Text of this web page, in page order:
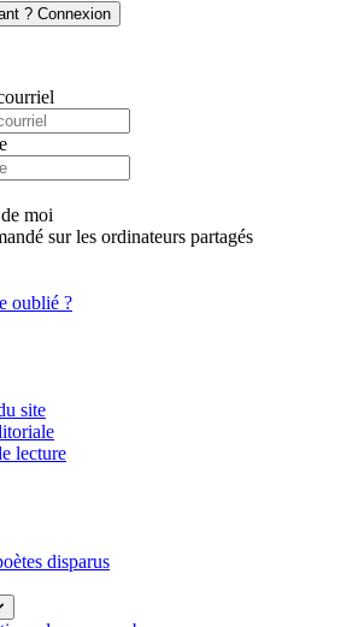
? Connexion
moi
sur les ordinateurs partagés
oublié ?
site
lecture
disparus